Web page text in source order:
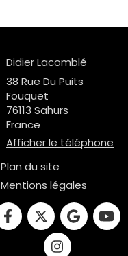
Didier Lacomblé
38 Rue Du Puits
Fouquet
76113 Sahurs
France
Afficher le téléphone
Plan du site
Mentions légales